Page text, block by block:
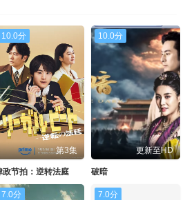
10.0分
第3集
政节拍：逆转法庭
10.0分
更新至HD
破暗
7.0分 7.0分